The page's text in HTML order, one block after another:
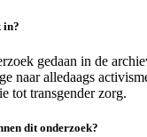
in?
gedaan in de
naar alledaags
tot transgender zorg.
dit onderzoek?